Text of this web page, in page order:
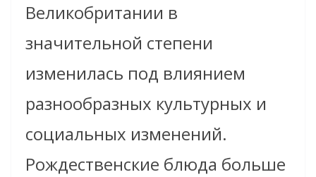
Великобритании в
значительной степени
изменилась под влиянием
разнообразных культурных и
социальных изменений.
Рождественские блюда больше